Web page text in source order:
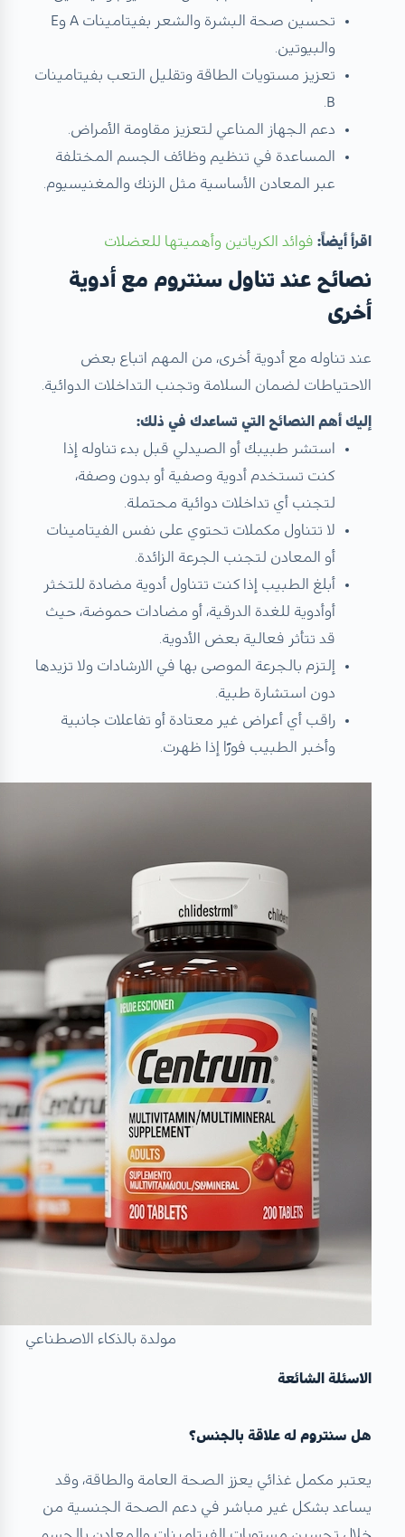
تحسين صحة البشرة والشعر بفيتامينات A وE
والبيوتين.
تعزيز مستويات الطاقة وتقليل التعب بفيتامينات
B.
دعم الجهاز المناعي لتعزيز مقاومة الأمراض.
المساعدة في تنظيم وظائف الجسم المختلفة
عبر المعادن الأساسية مثل الزنك والمغنيسيوم.
اقرأ أيضاً: فوائد الكرياتين وأهميتها للعضلات
نصائح عند تناول سنتروم مع أدوية
أخرى
عند تناوله مع أدوية أخرى، من المهم اتباع بعض
الاحتياطات لضمان السلامة وتجنب التداخلات الدوائية.
إليك أهم النصائح التي تساعدك في ذلك:
استشر طبيبك أو الصيدلي قبل بدء تناوله إذا
كنت تستخدم أدوية وصفية أو بدون وصفة،
لتجنب أي تداخلات دوائية محتملة.
لا تتناول مكملات تحتوي على نفس الفيتامينات
أو المعادن لتجنب الجرعة الزائدة.
أبلغ الطبيب إذا كنت تتناول أدوية مضادة للتخثر
أوأدوية للغدة الدرقية، أو مضادات حموضة، حيث
قد تتأثر فعالية بعض الأدوية.
إلتزم بالجرعة الموصى بها في الارشادات ولا تزيدها
دون استشارة طبية.
راقب أي أعراض غير معتادة أو تفاعلات جانبية
وأخبر الطبيب فورًا إذا ظهرت.
مولدة بالذكاء الاصطناعي
الاسئلة الشائعة
هل سنتروم له علاقة بالجنس؟
يعتبر مكمل غذائي يعزز الصحة العامة والطاقة، وقد
يساعد بشكل غير مباشر في دعم الصحة الجنسية من